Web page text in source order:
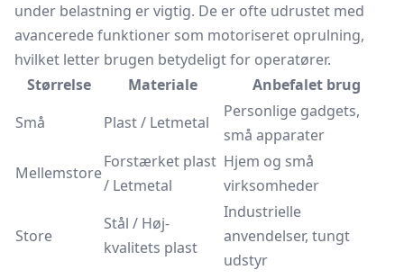
under belastning er vigtig. De er ofte udrustet med
avancerede funktioner som motoriseret oprulning,
hvilket letter brugen betydeligt for operatører.
Størrelse
Materiale
Anbefalet brug
Små
Plast / Letmetal
Personlige gadgets,
små apparater
Mellemstore
Forstærket plast
/ Letmetal
Hjem og små
virksomheder
Store
Stål / Høj-
kvalitets plast
Industrielle
anvendelser, tungt
udstyr